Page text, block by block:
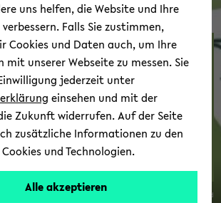
SIP 2024
4th-​
© Uni­ver­sität Biele­feld
uns helfen, die Website und Ihre
Falls Sie zustimmen,
Cookies und Daten auch, um Ihre
unserer Webseite zu messen. Sie
jederzeit unter
einsehen und mit der
Zukunft widerrufen. Auf der Seite
zusätzliche Informationen zu den
und Technologien.
Alle akzeptieren